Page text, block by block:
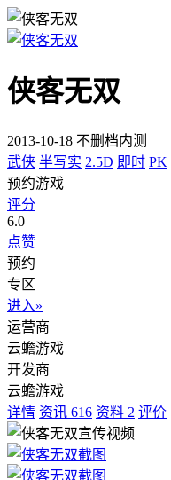
侠客无双
2013-10-18 不删档内测
武侠 半写实 2.5D 即时 PK
预约游戏
评分
6.0
点赞
预约
专区
进入»
运营商
云蟾游戏
开发商
云蟾游戏
详情 资讯 616 资料 2 评价